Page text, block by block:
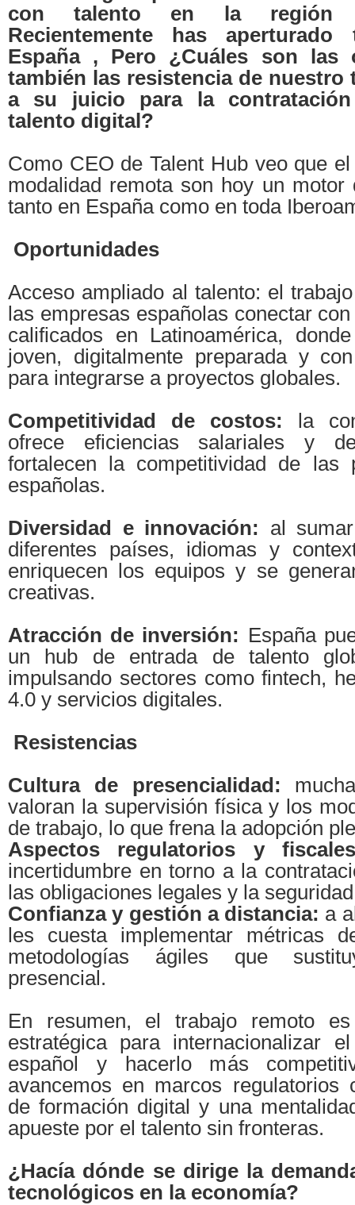
con talento en la región
Recientemente has
España , Pero ¿Cuáles son las
también las resistencia de
a su juicio para la
talento digital?
Como CEO de Talent Hub veo que
modalidad remota son hoy un motor
tanto en España como en toda
Oportunidades
Acceso ampliado al talento: el
las empresas españolas conectar
calificados en Latinoamérica,
joven, digitalmente preparada y
para integrarse a proyectos globales.
Competitividad de costos: la
ofrece eficiencias salariales y
fortalecen la competitividad de las
españolas.
Diversidad e innovación: al
diferentes países, idiomas y
enriquecen los equipos y se
creativas.
Atracción de inversión: España
un hub de entrada de talento
impulsando sectores como fintech,
4.0 y servicios digitales.
Resistencias
Cultura de presencialidad:
valoran la supervisión física y los
de trabajo, lo que frena la adopción
Aspectos regulatorios y
incertidumbre en torno a la
las obligaciones legales y la
Confianza y gestión a distancia: a
les cuesta implementar métricas
metodologías ágiles que
presencial.
En resumen, el trabajo remoto es
estratégica para internacionalizar
español y hacerlo más
avancemos en marcos regulatorios
de formación digital y una
apueste por el talento sin fronteras.
¿Hacía dónde se dirige la
tecnológicos en la economía?